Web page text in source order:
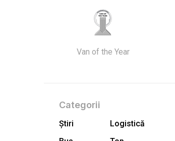
Van of the Year
Categorii
Știri
Logistică